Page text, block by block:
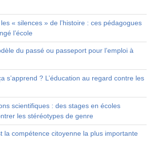
« silences » de l’histoire : ces pédagogues
l’école
du passé ou passeport pour l’emploi à
s’apprend ? L’éducation au regard contre les
scientifiques : des stages en écoles
les stéréotypes de genre
la compétence citoyenne la plus importante